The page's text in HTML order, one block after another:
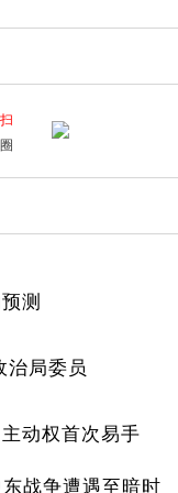
测
治局委员
动权首次易手
战争遭遇至暗时